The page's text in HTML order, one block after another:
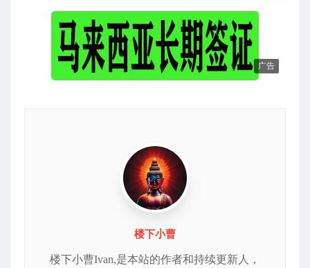
广告
楼下小曹
楼下小曹Ivan,是本站的作者和持续更新人，